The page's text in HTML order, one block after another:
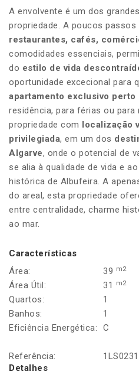
A envolvente é um dos
propriedade. A poucos
restaurantes, cafés,
comodidades essenciais,
do estilo de vida
oportunidade excecional para
apartamento exclusivo perto
residência, para férias ou para
propriedade com
localização
privilegiada, em um dos
Algarve, onde o potencial de
se alia à qualidade de vida e
histórica de Albufeira. A
do areal, esta propriedade
entre centralidade, charme
ao mar.
Características
Área:
39 m2
Área Útil: 31 m2
Quartos:
1
Banhos:
1
Eficiência Energética:
C
Referência:
Detalhes